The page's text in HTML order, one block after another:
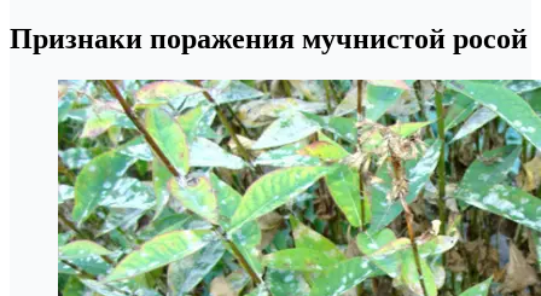
Признаки поражения мучнистой росой